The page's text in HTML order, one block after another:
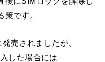
です。
売されましたが、
した場合には